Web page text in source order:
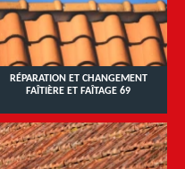
RÉPARATION ET CHANGEMENT
FAÎTIÈRE ET FAÎTAGE 69